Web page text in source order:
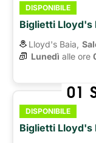
DISPONIBILE
Biglietti Lloyd's
Lloyd's Baia,
Lunedì alle ore
01
DISPONIBILE
Biglietti Lloyd's